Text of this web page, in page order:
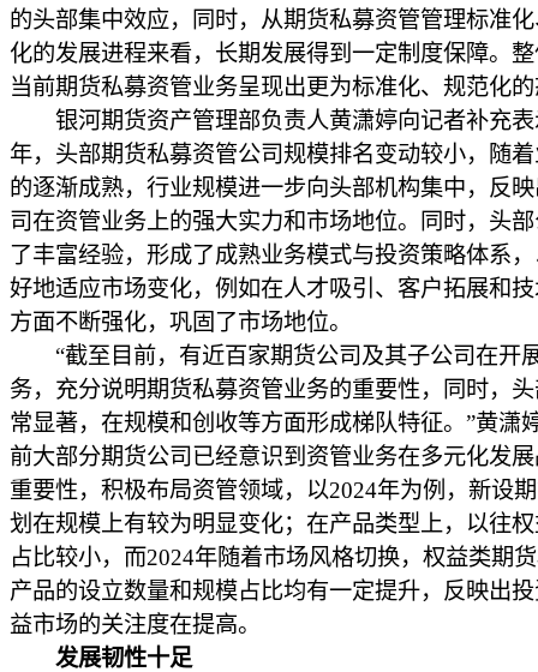
的头部集中效应，同时，从期货私募资管管理标准
化的发展进程来看，长期发展得到一定制度保障。
当前期货私募资管业务呈现出更为标准化、规范化
银河期货资产管理部负责人黄潇婷向记者补充表
年，头部期货私募资管公司规模排名变动较小，随
的逐渐成熟，行业规模进一步向头部机构集中，反
司在资管业务上的强大实力和市场地位。同时，头
了丰富经验，形成了成熟业务模式与投资策略体系
好地适应市场变化，例如在人才吸引、客户拓展和
方面不断强化，巩固了市场地位。
“截至目前，有近百家期货公司及其子公司在开
务，充分说明期货私募资管业务的重要性，同时，
常显著，在规模和创收等方面形成梯队特征。”黄潇
前大部分期货公司已经意识到资管业务在多元化发
重要性，积极布局资管领域，以2024年为例，新设
划在规模上有较为明显变化；在产品类型上，以往
占比较小，而2024年随着市场风格切换，权益类期
产品的设立数量和规模占比均有一定提升，反映出
益市场的关注度在提高。
发展韧性十足